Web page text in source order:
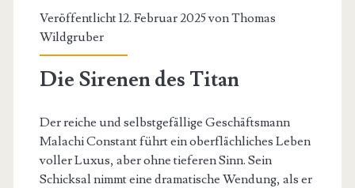
Veröffentlicht 12. Februar 2025 vonThomas
Wildgruber
Die Sirenen des Titan
Der reiche und selbstgefällige Geschäftsmann
Malachi Constant führt ein oberflächliches Leben
voller Luxus, aber ohne tieferen Sinn. Sein
Schicksal nimmt eine dramatische Wendung, als er